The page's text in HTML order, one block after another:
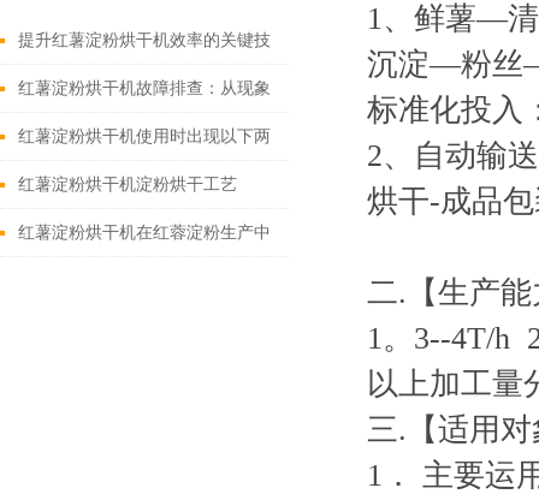
提升红薯淀粉烘干机效率的关键技
术与方法
红薯淀粉烘干机故障排查：从现象
到根源的精准诊断
红薯淀粉烘干机使用时出现以下两
种故障是什么原因？
红薯淀粉烘干机淀粉烘干工艺
红薯淀粉烘干机在红蓉淀粉生产中
1、鲜薯—
沉淀—粉
标准化投入
2、自动输送
烘干-成品
二. 【生产
1。 3--4T/h
以上加工量
三. 【适用
1 ．
主要运